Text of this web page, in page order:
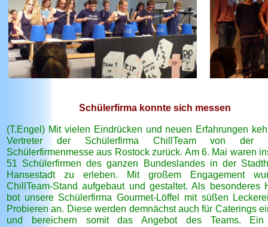
Schülerfirma konnte sich messen
(T.Engel) Mit vielen Eindrücken und neuen Erfahrungen
Vertreter der Schülerfirma ChillTeam von der
Schülerfirmenmesse aus Rostock zurück. Am 6. Mai waren
51 Schülerfirmen des ganzen Bundeslandes in der
Hansestadt zu erleben. Mit großem Engagement
ChillTeam-Stand aufgebaut und gestaltet. Als besonderes
bot unsere Schülerfirma Gourmet-Löffel mit süßen
Probieren an. Diese werden demnächst auch für Caterings
und bereichern somit das Angebot des Teams. Ein